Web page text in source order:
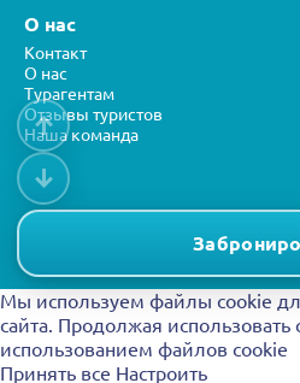
О нас
Контакт
О нас
Турагентам
Отзывы туристов
Наша команда
Представленная на сайте
не является
↑
↓
Мы используем файлы cookie
сайта. Продолжая использовать
использованием файлов cookie
Принять все Настроить